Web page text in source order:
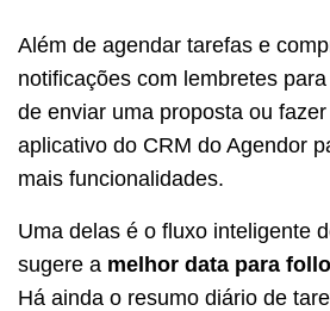
Além de agendar tarefas e
notificações com lembretes
de enviar uma proposta ou
aplicativo do CRM do Agendor
mais funcionalidades.
Uma delas é o fluxo inteligente
sugere a melhor data para
Há ainda o resumo diário de